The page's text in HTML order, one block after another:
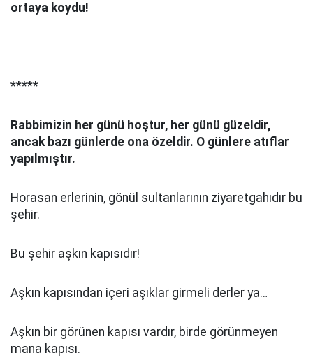
ortaya koydu!
*****
Rabbimizin her günü hoştur, her günü güzeldir,
ancak bazı günlerde ona özeldir. O günlere atıflar
yapılmıştır.
Horasan erlerinin, gönül sultanlarının ziyaretgahıdır bu
şehir.
Bu şehir aşkın kapısıdır!
Aşkın kapısından içeri aşıklar girmeli derler ya…
Aşkın bir görünen kapısı vardır, birde görünmeyen
mana kapısı.